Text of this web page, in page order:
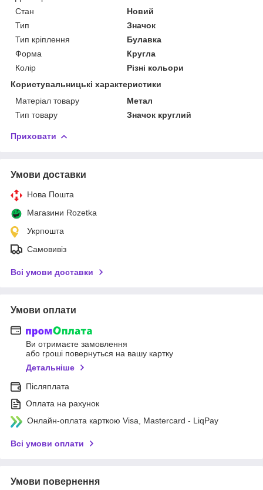
Стан
Новий
Тип
Значок
Тип кріплення
Булавка
Форма
Кругла
Колір
Різні кольори
Користувальницькі характеристики
Матеріал товару
Метал
Тип товару
Значок круглий
Приховати
Умови доставки
Нова Пошта
Магазини Rozetka
Укрпошта
Самовивіз
Всі умови доставки
Умови оплати
Ви отримаєте замовлення
або гроші повернуться на вашу картку
Детальніше
Післяплата
Оплата на рахунок
Онлайн-оплата карткою Visa, Mastercard - LiqPay
Всі умови оплати
Умови повернення